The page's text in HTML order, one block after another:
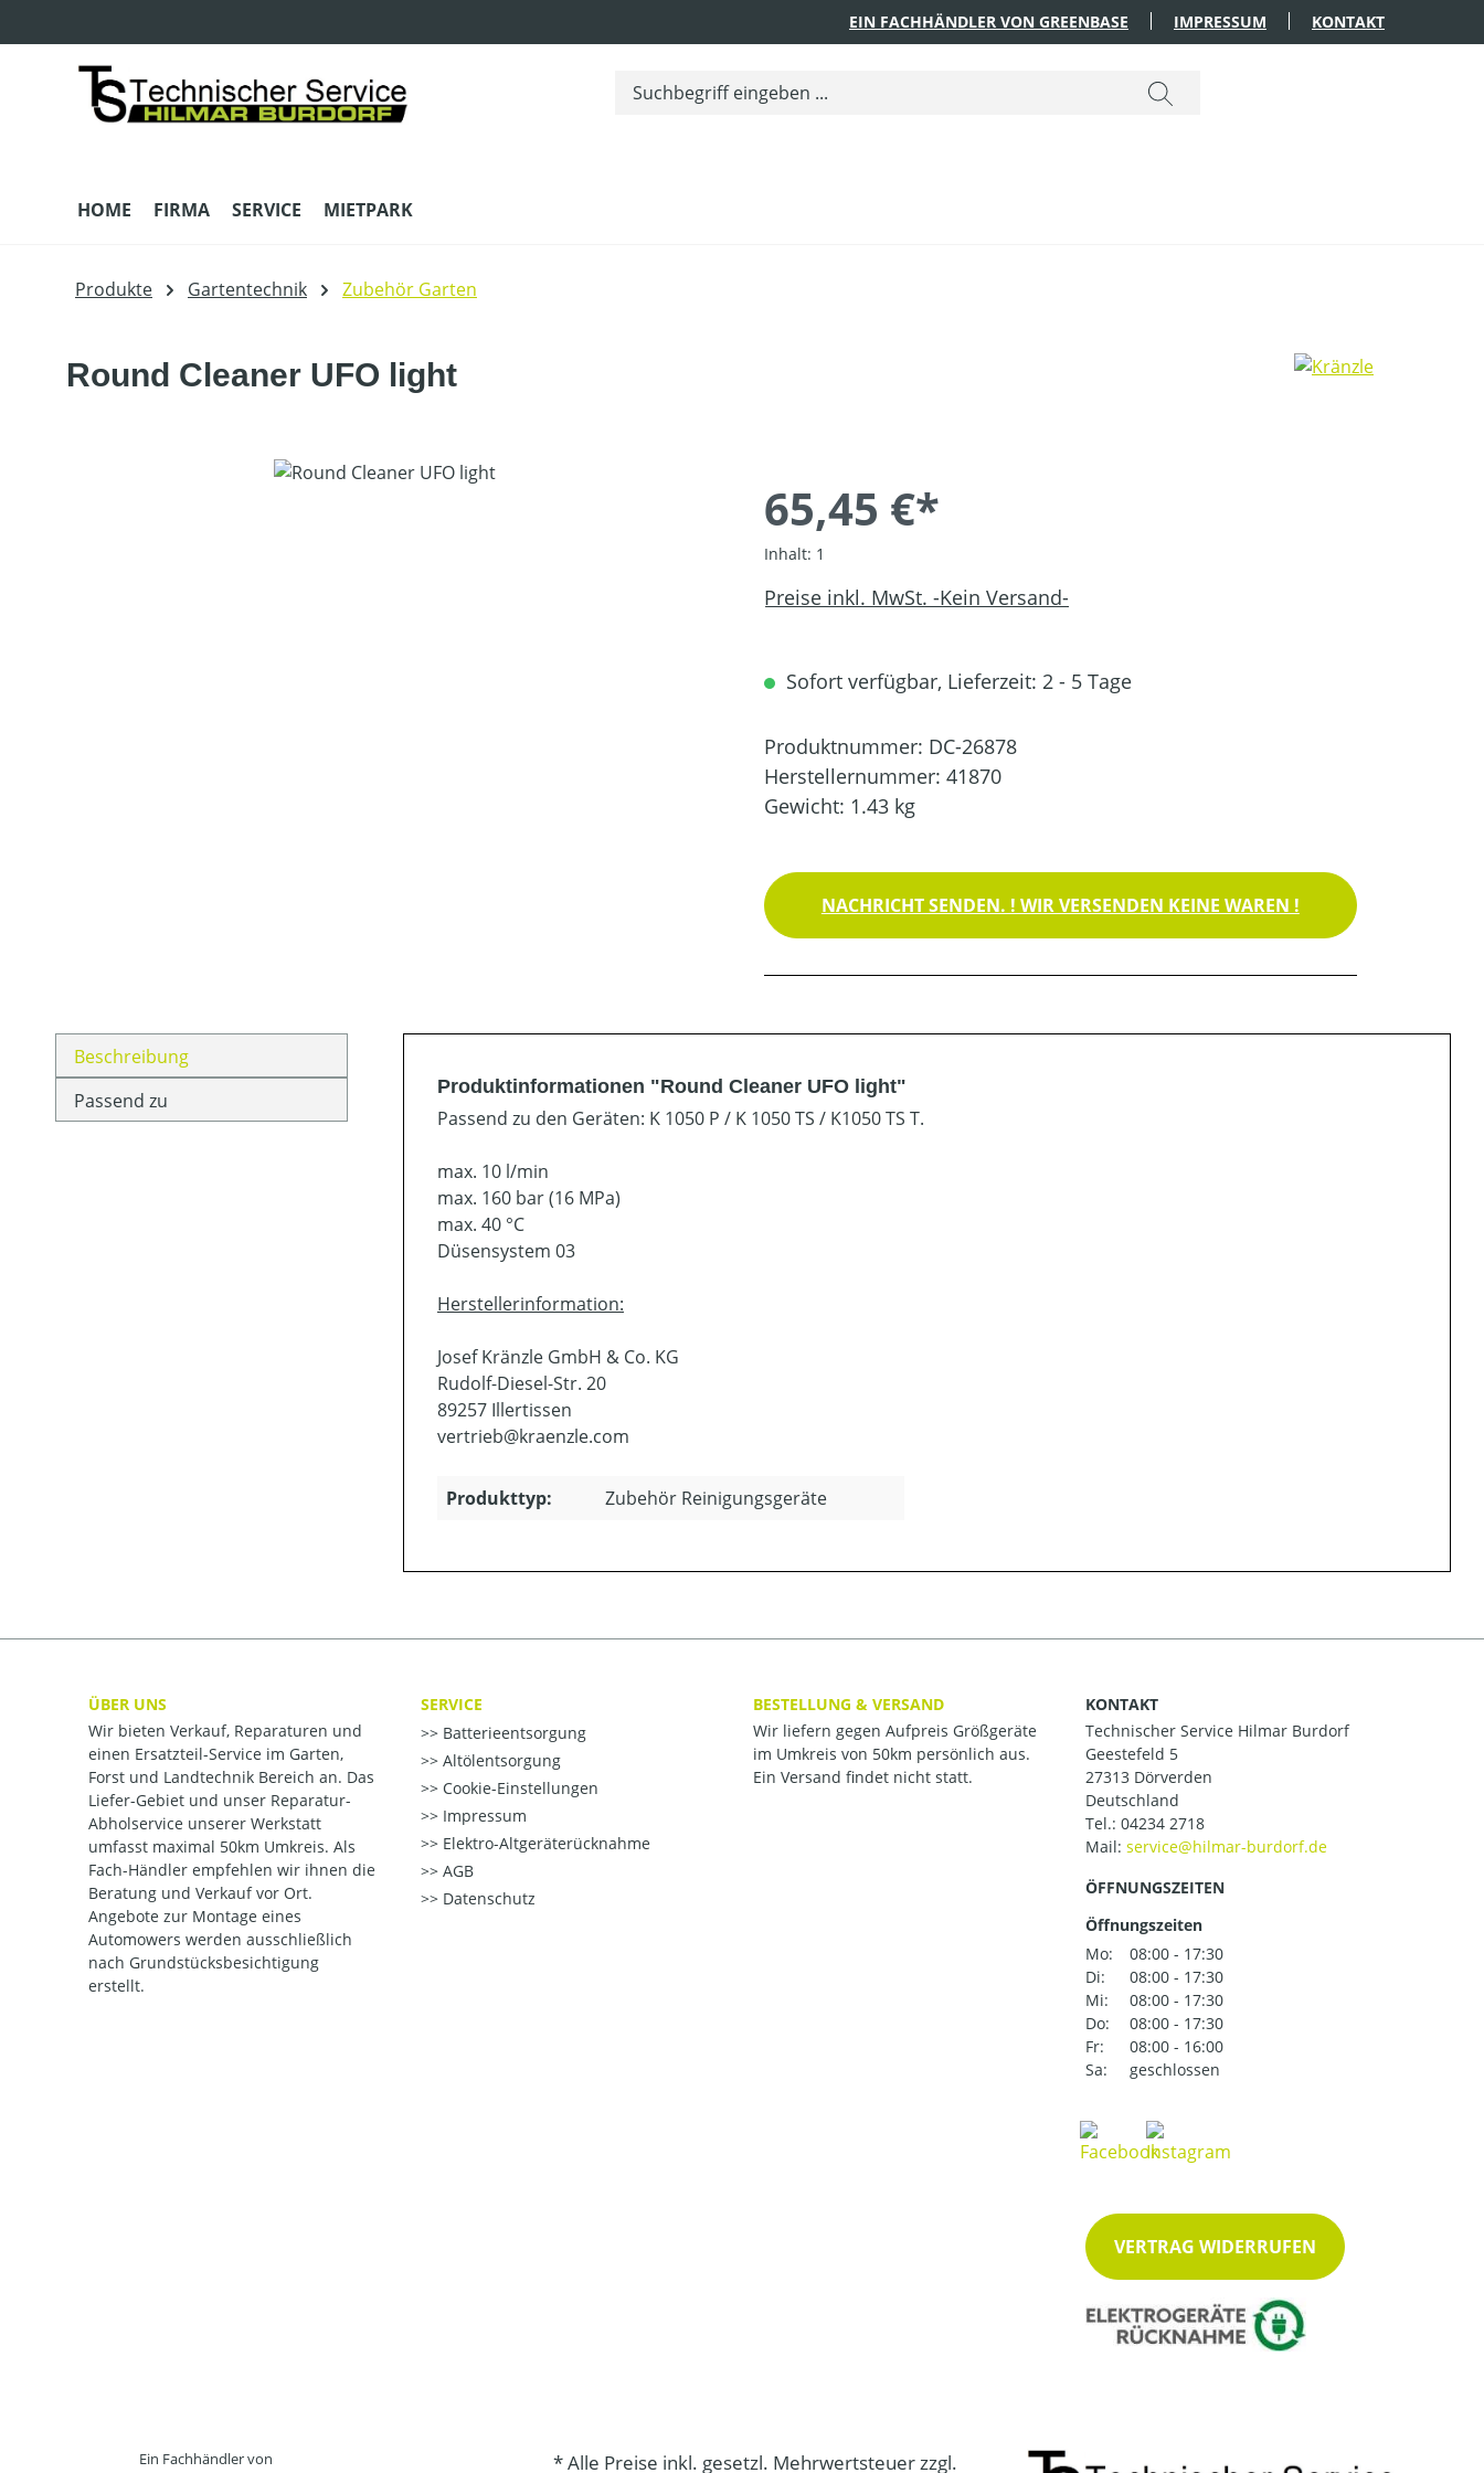
EIN FACHHÄNDLER VON GREENBASE IMPRESSUM KONTAKT
HOME FIRMA SERVICE MIETPARK
Produkte Gartentechnik Zubehör Garten
Round Cleaner UFO light
65,45 €*
Inhalt: 1
Preise inkl. MwSt. -Kein Versand-
Sofort verfügbar, Lieferzeit: 2 - 5 Tage
Produktnummer: DC-26878
Herstellernummer: 41870
Gewicht: 1.43 kg
NACHRICHT SENDEN. ! WIR VERSENDEN KEINE WAREN !
Beschreibung
Passend zu
Produktinformationen "Round Cleaner UFO light"
Passend zu den Geräten: K 1050 P / K 1050 TS / K1050 TS T.
max. 10 l/min
max. 160 bar (16 MPa)
max. 40 °C
Düsensystem 03
Herstellerinformation:
Josef Kränzle GmbH & Co. KG
Rudolf-Diesel-Str. 20
89257 Illertissen
vertrieb@kraenzle.com
Produkttyp: Zubehör Reinigungsgeräte
ÜBER UNS
Wir bieten Verkauf, Reparaturen und
einen Ersatzteil-Service im Garten,
Forst und Landtechnik Bereich an. Das
Liefer-Gebiet und unser Reparatur-
Abholservice unserer Werkstatt
umfasst maximal 50km Umkreis. Als
Fach-Händler empfehlen wir ihnen die
Beratung und Verkauf vor Ort.
Angebote zur Montage eines
Automowers werden ausschließlich
nach Grundstücksbesichtigung
erstellt.
SERVICE
Batterieentsorgung
Altölentsorgung
Cookie-Einstellungen
Impressum
Elektro-Altgeräterücknahme
AGB
Datenschutz
BESTELLUNG & VERSAND
Wir liefern gegen Aufpreis Größgeräte
im Umkreis von 50km persönlich aus.
Ein Versand findet nicht statt.
KONTAKT
Technischer Service Hilmar Burdorf
Geestefeld 5
27313 Dörverden
Deutschland
Tel.: 04234 2718
Mail:
ÖFFNUNGSZEITEN
Öffnungszeiten
Mo:
08:00 - 17:30
Di:
08:00 - 17:30
Mi:
08:00 - 17:30
Do:
08:00 - 17:30
Fr:
08:00 - 16:00
Sa:
geschlossen
VERTRAG WIDERRUFEN
Ein Fachhändler von * Alle Preise inkl. gesetzl. Mehrwertsteuer zzgl.